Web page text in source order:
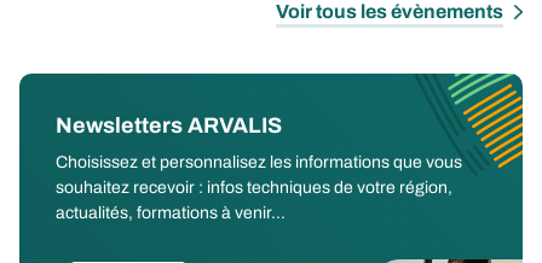
Voir tous les évènements
Newsletters ARVALIS
Choisissez et personnalisez les informations que vous
souhaitez recevoir : infos techniques de votre région,
actualités, formations à venir...